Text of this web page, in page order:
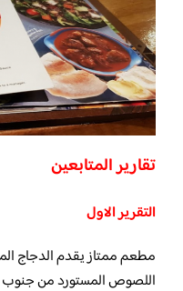
تقارير المتابعين
التقرير الاول
مطعم ممتاز يقدم الدجاج
اللصوص المستورد من جنوب